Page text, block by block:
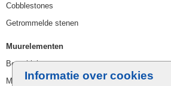
Informatie over cookies
Cobblestones
Getrommelde stenen
Muurelementen
Betonbielzen
Muurstenen